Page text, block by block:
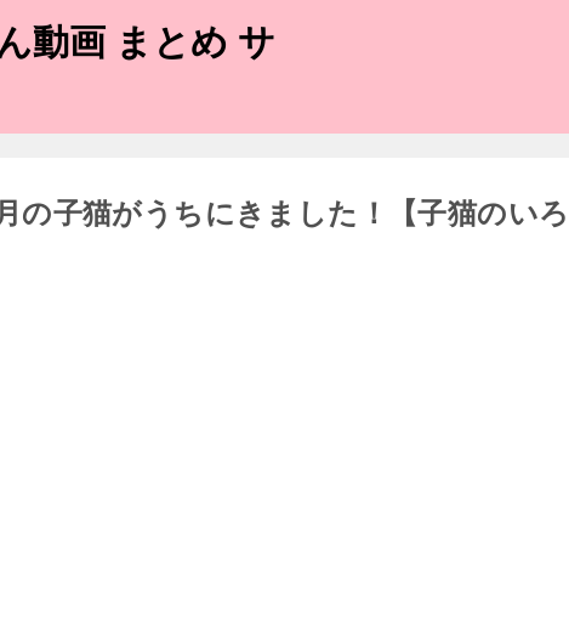
動画 まとめ サ
の子猫がうちにきました！【子猫のいろ